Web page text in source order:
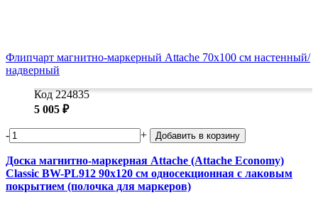
Флипчарт магнитно-маркерный Attache 70х100 см настенный/
надверный
Код 224835
5 005 ₽
- + Добавить в корзину
Доска магнитно-маркерная Attache (Attache Economy)
Classic BW-PL912 90x120 см односекционная с лаковым
покрытием (полочка для маркеров)